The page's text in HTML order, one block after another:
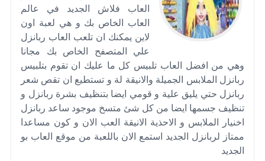
العاب فلاش الجديد في عالم
العاب الخاص بك و هي لعبة اون
لاين يمكنك ان تلعب العاب ربانزل
علي المتصفح الخاص بك مجانا
وهي من افضل العاب تلبيس كل ما عليك ان تقوم بتلبيس
ربانزل الملابس الجميلة والانيقة لة و تستطيع ان تقص شعر
ربانزل حتي يليق علية و قومي ايضا بتنظيف بشرة ربانزل و
تنظيف جسمها ايضا من كل شئ متسخ موجود ساعد ربانزل
اخنيار الملابس و الاحذية الانيقة العب الان و كون مساعدا
ممتاز لربانزل الجديد استمع الان باللعبة من موقع العاب بو
الجديد